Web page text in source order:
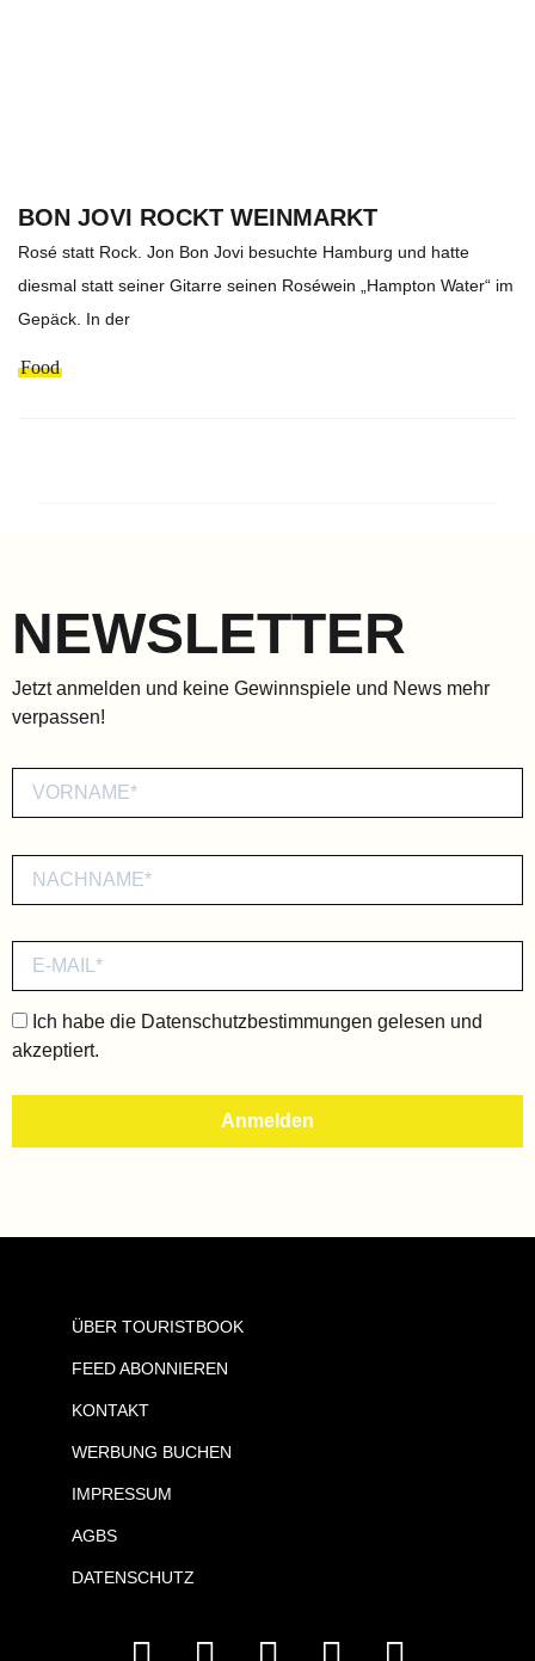
BON JOVI ROCKT WEINMARKT
Rosé statt Rock. Jon Bon Jovi besuchte Hamburg und hatte
diesmal statt seiner Gitarre seinen Roséwein „Hampton Water“ im
Gepäck. In der
Food
NEWSLETTER
Jetzt anmelden und keine Gewinnspiele und News mehr
verpassen!
Ich habe die Datenschutzbestimmungen gelesen und
akzeptiert.
ÜBER TOURISTBOOK
FEED ABONNIEREN
KONTAKT
WERBUNG BUCHEN
IMPRESSUM
AGBS
DATENSCHUTZ